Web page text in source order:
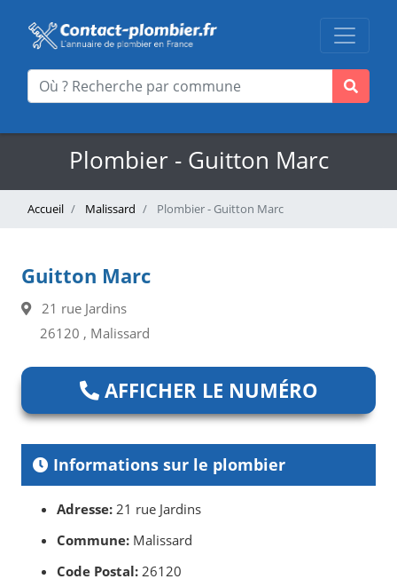
Plombier - Guitton Marc
Accueil Malissard Plombier - Guitton Marc
Guitton Marc
21 rue Jardins
26120 , Malissard
AFFICHER LE NUMÉRO
Informations sur le plombier
Adresse: 21 rue Jardins
Commune: Malissard
Code Postal: 26120